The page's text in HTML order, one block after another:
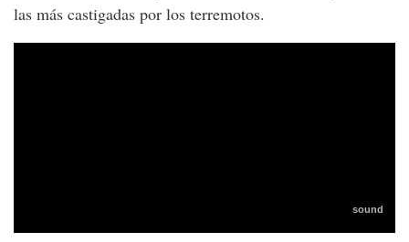
las más castigadas por los terremotos.